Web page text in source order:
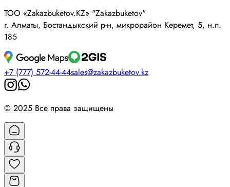
ТОО «Zakazbuketov.KZ» "Zakazbuketov"
г. Алматы, Бостандыкский р-н, микрорайон Керемет, 5, н.п.
185
+7 (777) 572-44-44sales@zakazbuketov.kz
© 2025 Все права защищены